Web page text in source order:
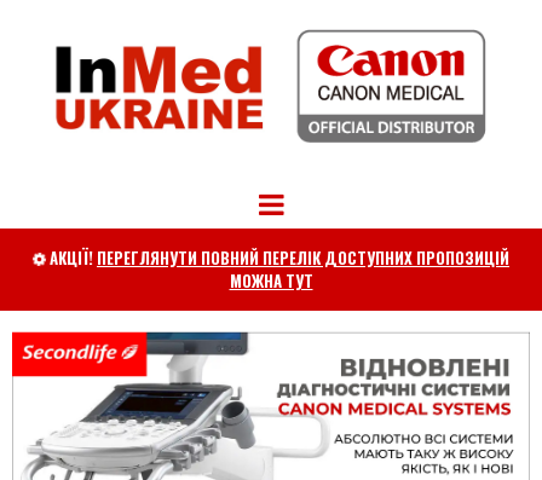
АКЦІЇ! ПЕРЕГЛЯНУТИ ПОВНИЙ ПЕРЕЛІК ДОСТУПНИХ ПРОПОЗИЦІЙ
МОЖНА ТУТ